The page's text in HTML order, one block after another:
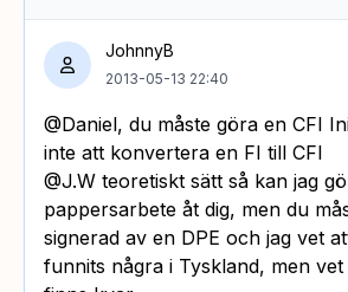
JohnnyB
2013-05-13 22:40
@Daniel, du måste göra en CFI
inte att konvertera en FI till CFI
@J.W teoretiskt sätt så kan jag
pappersarbete åt dig, men du
signerad av en DPE och jag vet
funnits några i Tyskland, men